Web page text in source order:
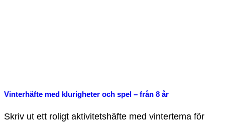
Vinterhäfte med klurigheter och spel – från 8 år
Skriv ut ett roligt aktivitetshäfte med vintertema för